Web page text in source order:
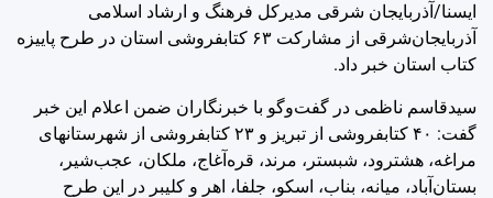
ایسنا/آذربایجان شرقی مدیرکل فرهنگ و ارشاد اسلامی
آذربایجان‌شرقی از مشارکت ۶۳ کتابفروشی استان در طرح پاییزه
کتاب استان خبر داد.
سیدقاسم ناظمی در گفت‌وگو با خبرنگاران ضمن اعلام این خبر
گفت: ۴۰ کتابفروشی از تبریز و ۲۳ کتابفروشی از شهرستانهای
مراغه، هشترود، شبستر، مرند، قره‌آغاج، ملکان، عجب‌شیر،
بستان‌آباد، میانه، بناب، اسکو، جلفا، اهر و کلیبر در این طرح